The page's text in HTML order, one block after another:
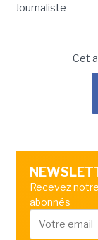
Journaliste
Cet
Recevez
abonnés